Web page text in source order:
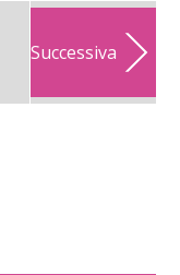
Successiva